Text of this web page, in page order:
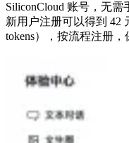
SiliconCloud 账号，无
新用户注册可以得到 42
tokens），按流程注册